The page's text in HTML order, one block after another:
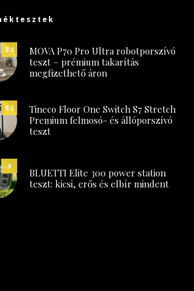
8.8
MOVA P70 Pro Ultra robotporszívó
teszt – prémium takarítás
megfizethető áron
8.5
Tineco Floor One Switch S7 Stretch
Premium felmosó- és állóporszívó
teszt
9
BLUETTI Elite 300 power station
teszt: kicsi, erős és elbír mindent